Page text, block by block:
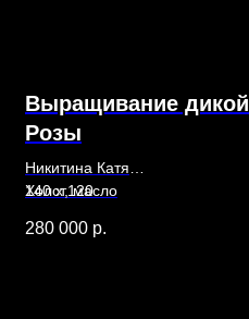
Выращивание дикой
Розы
Никитина Катя
140 х 120
Холст, масло
280 000 р.